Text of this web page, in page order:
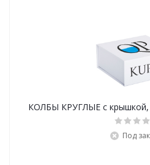
КОЛБЫ КРУГЛЫЕ с
Под